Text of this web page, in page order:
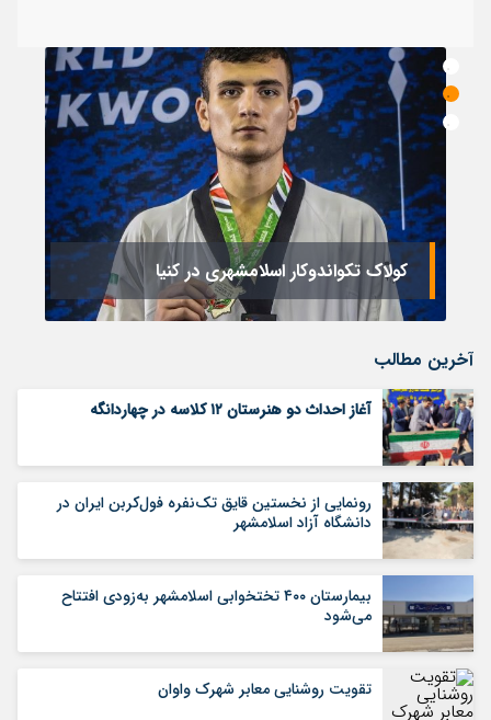
کولاک تکواندوکار اسلامشهری در کنیا
آخرین مطالب
آغاز احداث دو هنرستان ۱۲ کلاسه در چهاردانگه
رونمایی از نخستین قایق تک‌نفره فول‌کربن ایران در
دانشگاه آزاد اسلامشهر
بیمارستان ۴۰۰ تختخوابی اسلامشهر به‌زودی افتتاح
می‌شود
تقویت روشنایی معابر شهرک واوان